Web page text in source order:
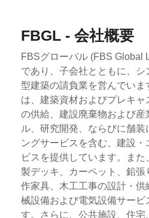
FBGL - 会社概要
FBSグローバル (FBS Global
であり、子会社とともに、
型建築の請負業を営んでい
は、建築資材およびプレキ
の供給、建設廃棄物および産
ル、研究開発、ならびに舗装
ングサービスを含む、建設
ビスを提供しています。ま
製デッキ、カーペット、鉛張
作家具、木工工事の設計・
械設備および電気設備サービ
す。さらに、公共施設、住宅